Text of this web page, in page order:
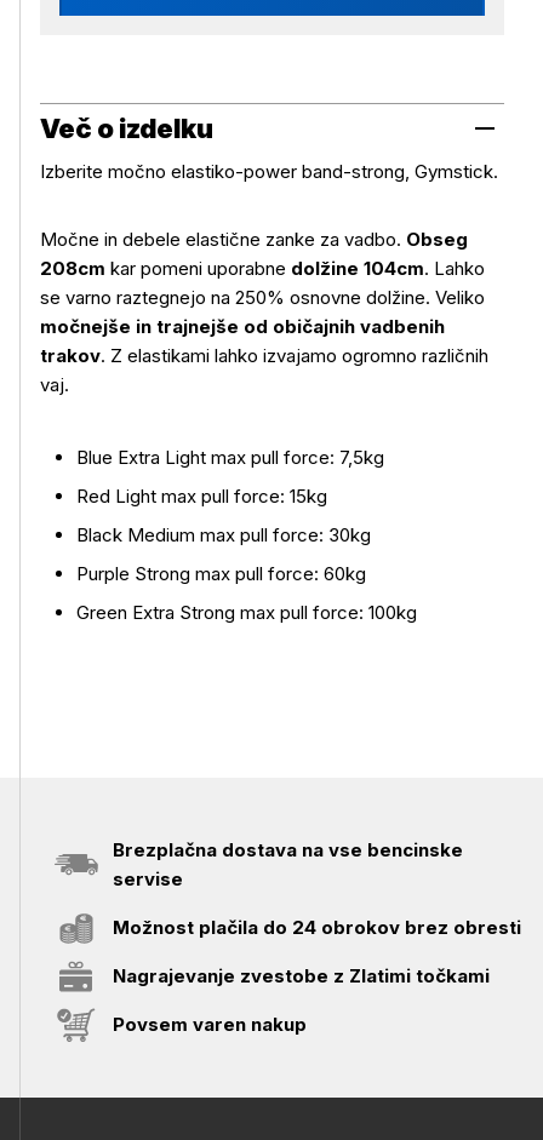
Več o izdelku
Izberite močno elastiko-power band-strong, Gymstick.
Močne in debele elastične zanke za vadbo. Obseg
208cm kar pomeni uporabne dolžine 104cm. Lahko
se varno raztegnejo na 250% osnovne dolžine. Veliko
močnejše in trajnejše od običajnih vadbenih
trakov. Z elastikami lahko izvajamo ogromno različnih
vaj.
Blue Extra Light max pull force: 7,5kg
Red Light max pull force: 15kg
Black Medium max pull force: 30kg
Purple Strong max pull force: 60kg
Green Extra Strong max pull force: 100kg
Brezplačna dostava na vse bencinske
servise
Možnost plačila do 24 obrokov brez obresti
Nagrajevanje zvestobe z Zlatimi točkami
Povsem varen nakup